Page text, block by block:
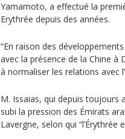
Yamamoto, a effectué la
Erythrée depuis des années.
“En raison des
avec la présence de la Chine
à normaliser les relations avec
M. Issaias, qui depuis toujours
subi la pression des Émirats
Lavergne, selon qui